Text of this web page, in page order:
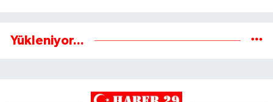
Yükleniyor...